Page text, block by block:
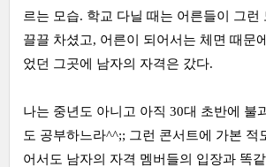
르는 모습. 학교 다닐 때는 어른들이 그런
끌끌 차셨고, 어른이 되어서는 체면 때문
었던 그곳에 남자의 자격은 갔다.
나는 중년도 아니고 아직 30대 초반에 불
도 공부하느라^^;; 그런 콘서트에 가본 적
어서도 남자의 자격 멤버들의 입장과 똑